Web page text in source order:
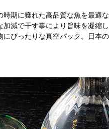
期に獲れた高品質な魚を最適
減で干す事により旨味を凝縮
ぴったりな真空パック。日本